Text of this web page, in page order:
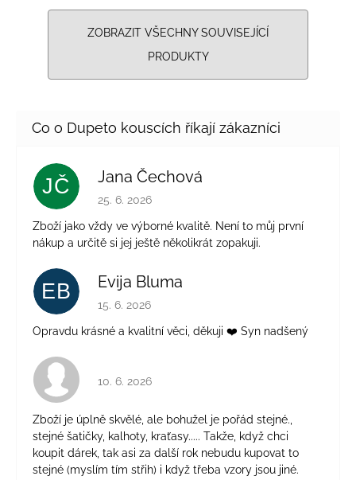
ZOBRAZIT VŠECHNY SOUVISEJÍCÍ
PRODUKTY
JČ Jana Čechová
Hodnocení obchodu je 5 z 5 hvězdiček.
25. 6. 2026
Zboží jako vždy ve výborné kvalitě. Není to můj první
nákup a určitě si jej ještě několikrát zopakuji.
EB Evija Bluma
Hodnocení obchodu je 5 z 5 hvězdiček.
15. 6. 2026
Opravdu krásné a kvalitní věci, děkuji ❤️ Syn nadšený
Hodnocení obchodu je 4 z 5 hvězdiček.
10. 6. 2026
Zboží je úplně skvělé, ale bohužel je pořád stejné.,
stejné šatičky, kalhoty, kraťasy..... Takže, když chci
koupit dárek, tak asi za další rok nebudu kupovat to
stejné (myslím tím střih) i když třeba vzory jsou jiné.